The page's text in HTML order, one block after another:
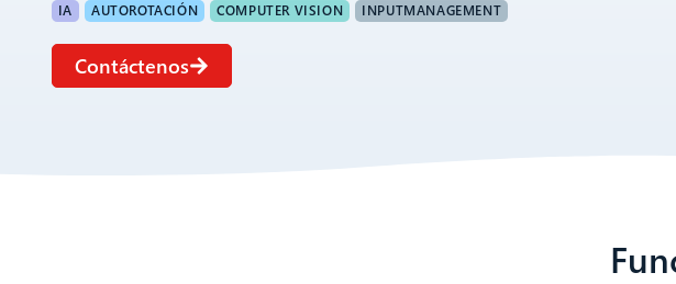
IA AUTOROTACIÓN COMPUTER VISION INPUTMANAGEMENT
Contáctenos